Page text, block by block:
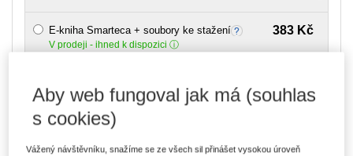
383 Kč
E-kniha Smarteca + soubory ke stažení
V prodeji - ihned k dispozici
DMOC 979 Kč
Balíček - Tištěná kniha + E-kniha
Skladem- expedice do 2 pracovních dnů
Aby web fungoval jak má (souhlas
s cookies)
Vážený návštěvníku, snažíme se ze všech sil přinášet vysokou úroveň